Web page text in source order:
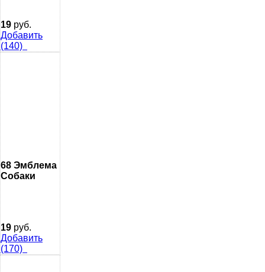
19 руб.
Добавить
(140)
68 Эмблема
Собаки
19 руб.
Добавить
(170)